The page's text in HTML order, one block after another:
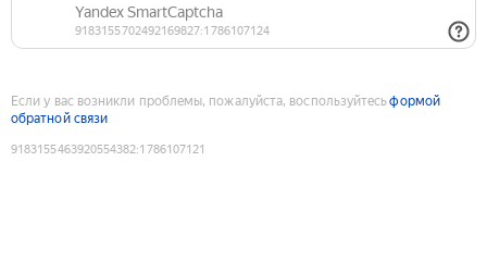
Если у вас возникли проблемы, пожалуйста, воспользуйтесьформой
обратной связи
9183155463920554382:1786107121